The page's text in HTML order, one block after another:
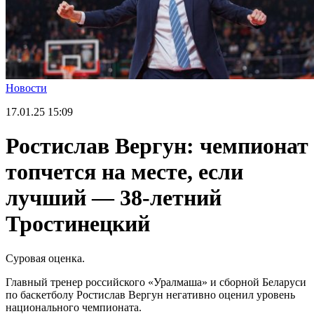
Новости
17.01.25 15:09
Ростислав Вергун: чемпионат
топчется на месте, если
лучший — 38-летний
Тростинецкий
Суровая оценка.
Главный тренер российского «Уралмаша» и сборной Беларуси
по баскетболу Ростислав Вергун негативно оценил уровень
национального чемпионата.